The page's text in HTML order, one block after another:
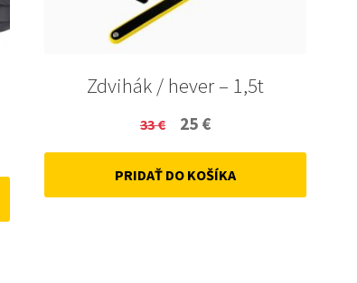
Zdvihák / hever – 1,5t
33€
Original
price
was:
25 €Current
price
is:
PRIDAŤ DO KOŠÍKA